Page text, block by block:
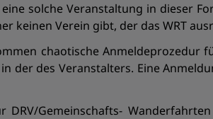
solche Veranstaltung in dieser
keinen Verein gibt, der das WRT
chaotische Anmeldeprozedur
der des Veranstalters. Eine
Gemeinschafts-